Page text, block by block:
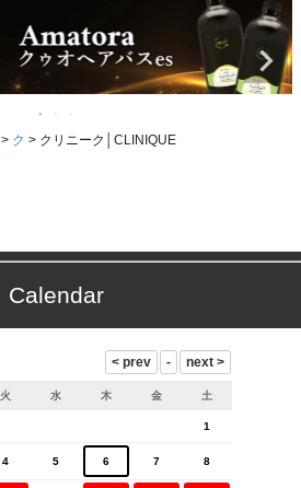
ク クリニーク│CLINIQUE
Calendar
火 水 木 金 土
1
4 5 6 7 8